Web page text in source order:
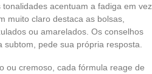
acentuam a fadiga em vez
muito claro destaca as bolsas,
ou amarelados. Os conselhos
pede sua própria resposta.
ou cremoso, cada fórmula reage de